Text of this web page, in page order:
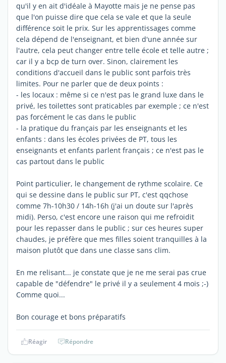
qu'il y en ait d'idéale à Mayotte mais je ne pense pas
que l'on puisse dire que cela se vale et que la seule
différence soit le prix. Sur les apprentissages comme
cela dépend de l'enseignant, et bien d'une année sur
l'autre, cela peut changer entre telle école et telle autre ;
car il y a bcp de turn over. Sinon, clairement les
conditions d'accueil dans le public sont parfois très
limites. Pour ne parler que de deux points :
- les locaux : même si ce n'est pas le grand luxe dans le
privé, les toilettes sont praticables par exemple ; ce n'est
pas forcément le cas dans le public
- la pratique du français par les enseignants et les
enfants : dans les écoles privées de PT, tous les
enseignants et enfants parlent français ; ce n'est pas le
cas partout dans le public
Point particulier, le changement de rythme scolaire. Ce
qui se dessine dans le public sur PT, c'est qqchose
comme 7h-10h30 / 14h-16h (j'ai un doute sur l'après
midi). Perso, c'est encore une raison qui me refroidit
pour les repasser dans le public ; sur ces heures super
chaudes, je préfère que mes filles soient tranquilles à la
maison plutôt que dans une classe sans clim.
En me relisant... je constate que je ne me serai pas crue
capable de "défendre" le privé il y a seulement 4 mois ;-)
Comme quoi...
Bon courage et bons préparatifs
Réagir Répondre